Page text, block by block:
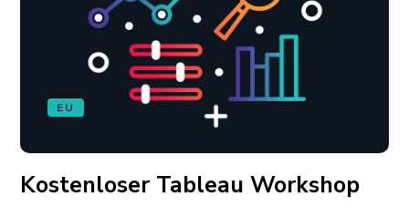
EU
Kostenloser Tableau Workshop